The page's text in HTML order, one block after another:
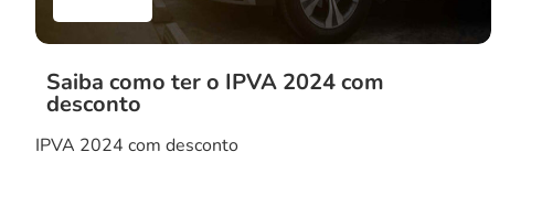
Saiba como ter o IPVA 2024 com
desconto
IPVA 2024 com desconto